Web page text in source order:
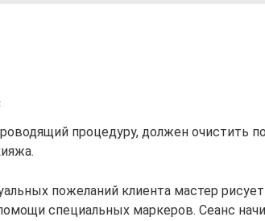
процедуру, должен очистить
пожеланий клиента мастер рисует
специальных маркеров. Сеанс